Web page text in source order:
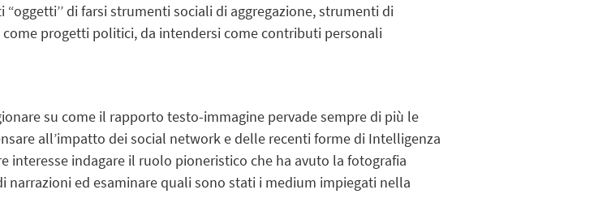
di farsi strumenti sociali di aggregazione, strumenti di
come progetti politici, da intendersi come contributi personali
su come il rapporto testo-immagine pervade sempre di più le
all’impatto dei social network e delle recenti forme di Intelligenza
interesse indagare il ruolo pioneristico che ha avuto la fotografia
narrazioni ed esaminare quali sono stati i medium impiegati nella